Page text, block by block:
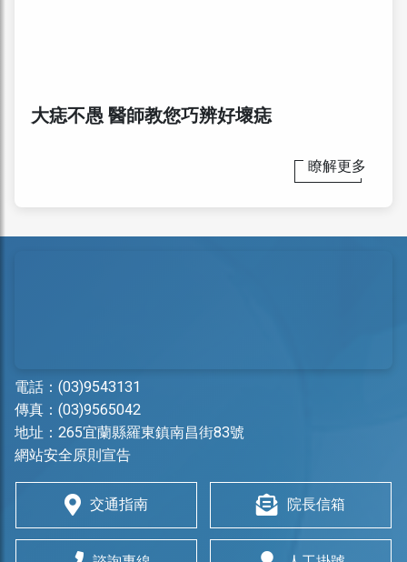
大痣不愚 醫師教您巧辨好壞痣
瞭解更多
電話： (03)9543131
傳真：(03)9565042
地址： 265宜蘭縣羅東鎮南昌街83號
網站安全原則宣告
交通指南 院長信箱